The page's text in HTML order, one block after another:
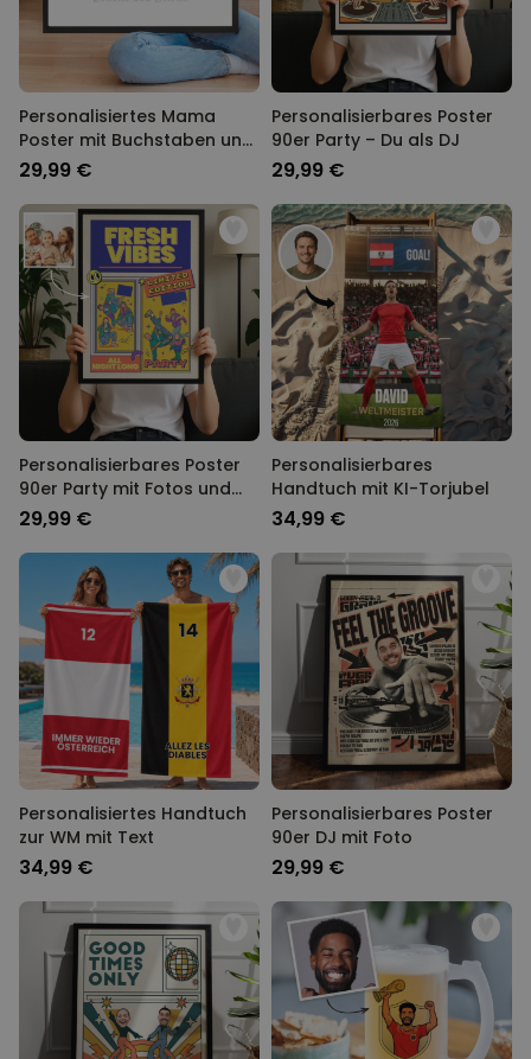
Personalisiertes Mama
Poster mit Buchstaben und
Fotos
29,99 €
Personalisierbares Poster
90er Party – Du als DJ
29,99 €
Personalisierbares Poster
90er Party mit Fotos und
Text
29,99 €
Personalisierbares
Handtuch mit KI-Torjubel
34,99 €
Personalisiertes Handtuch
zur WM mit Text
34,99 €
Personalisierbares Poster
90er DJ mit Foto
29,99 €